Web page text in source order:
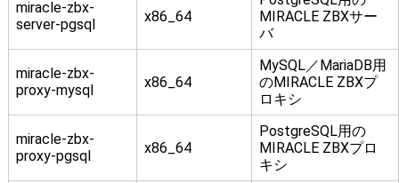
miracle-zbx-
server-pgsql
x86_64
MIRACLE ZBXサー
バ
miracle-zbx-
proxy-mysql
x86_64
MySQL／MariaDB用
のMIRACLE ZBXプ
ロキシ
miracle-zbx-
proxy-pgsql
x86_64
PostgreSQL用の
MIRACLE ZBXプロ
キシ